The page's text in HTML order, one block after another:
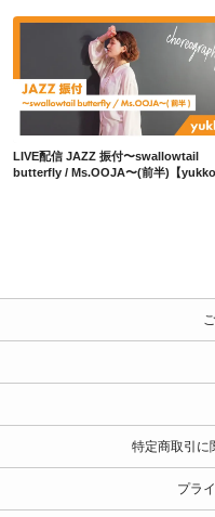
LIVE配信 JAZZ 振付〜swallowtail
butterfly / Ms.OOJA〜(前半)【yukko
特定商取引に
プラ